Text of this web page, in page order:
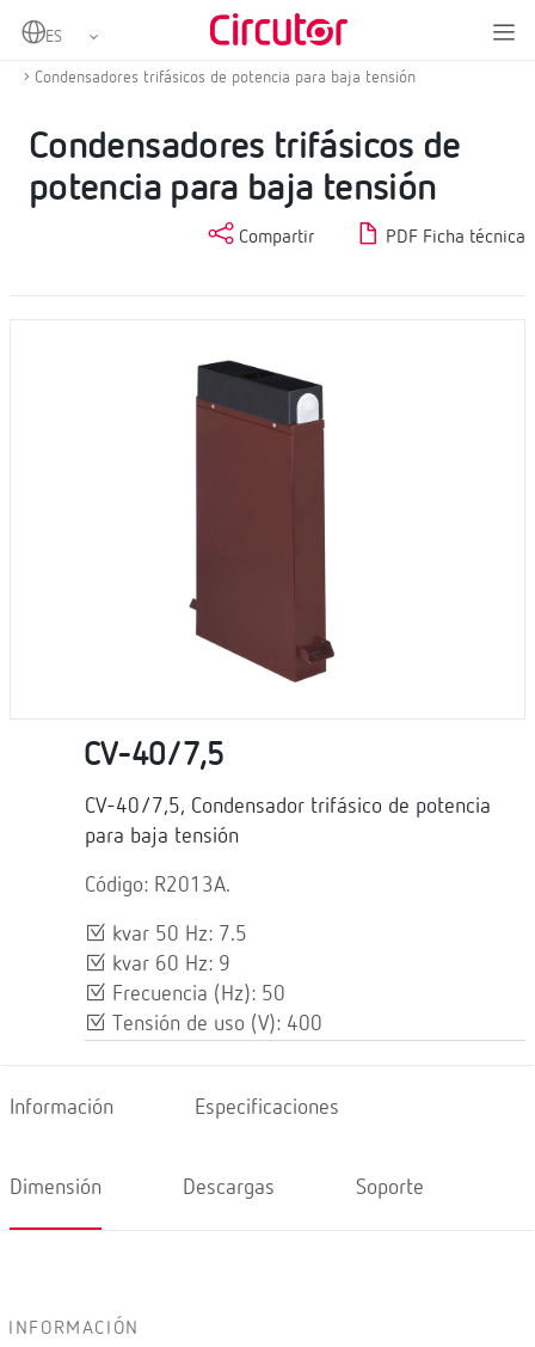
Home
Condensadores y reactancias, BT
Condensadores trifásicos de potencia para baja tensión
Condensadores trifásicos de
potencia para baja tensión
Compartir PDF Ficha técnica
CV-40/7,5
CV-40/7,5, Condensador trifásico de potencia
para baja tensión
Código: R2013A.
kvar 50 Hz: 7.5
kvar 60 Hz: 9
Frecuencia (Hz): 50
Tensión de uso (V): 400
Información Especificaciones
Dimensión Descargas Soporte
INFORMACIÓN